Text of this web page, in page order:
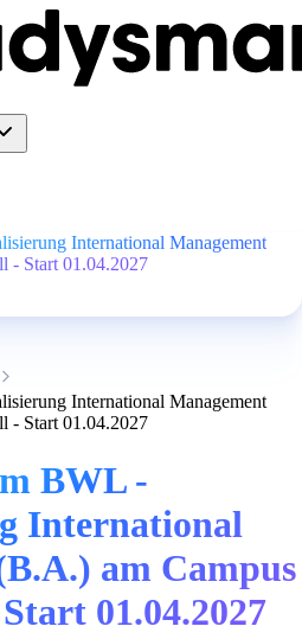
International Management
- Start 01.04.2027
International Management
- Start 01.04.2027
BWL -
International
am Campus
01.04.2027